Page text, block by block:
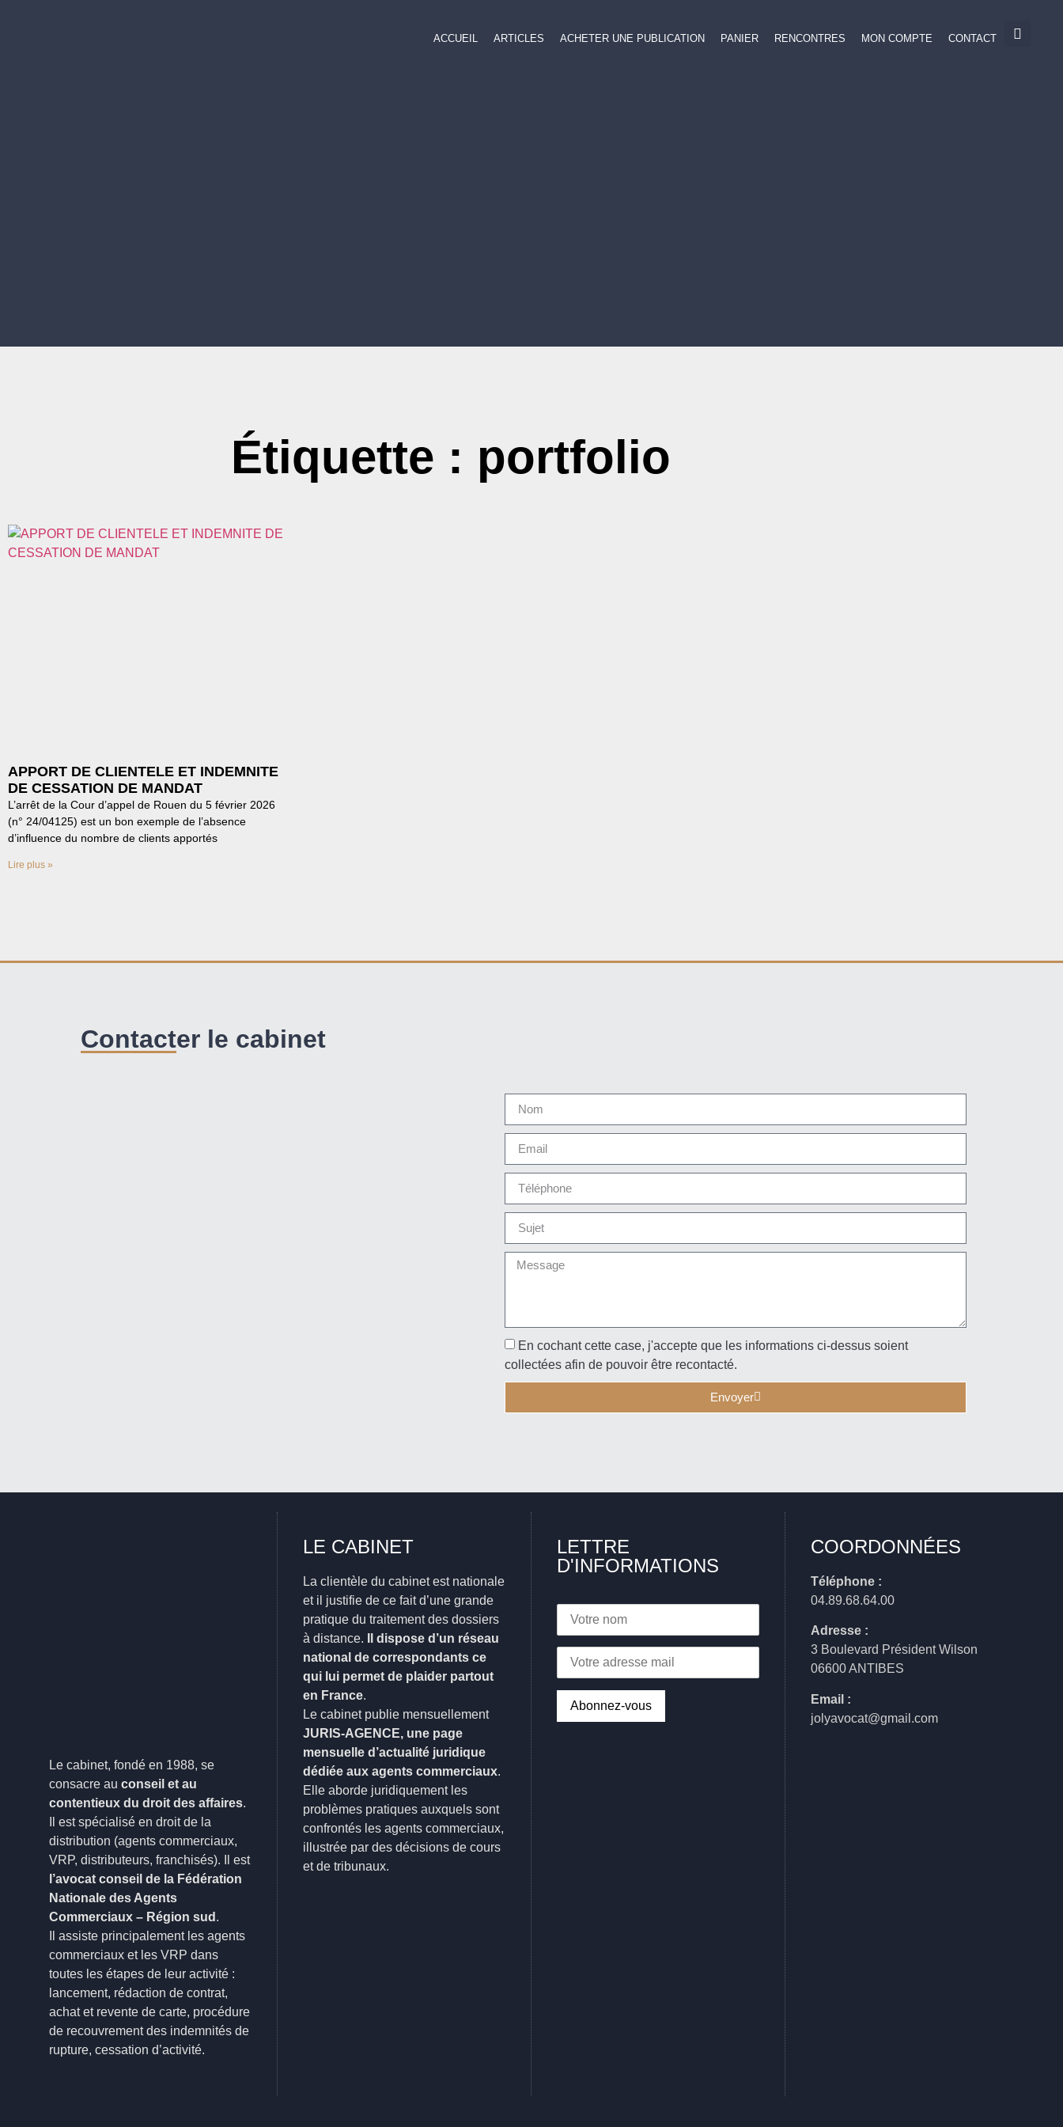
ACCUEIL ARTICLES ACHETER UNE PUBLICATION PANIER RENCONTRES MON COMPTE CONTACT
Étiquette : portfolio
APPORT DE CLIENTELE ET INDEMNITE
DE CESSATION DE MANDAT
L’arrêt de la Cour d’appel de Rouen du 5 février 2026
(n° 24/04125) est un bon exemple de l’absence
d’influence du nombre de clients apportés
Lire plus »
Contacter le cabinet
En cochant cette case, j'accepte que les informations ci-dessus soient
collectées afin de pouvoir être recontacté.
Envoyer
Le cabinet, fondé en 1988, se
consacre au conseil et au
contentieux du droit des affaires.
Il est spécialisé en droit de la
distribution (agents commerciaux,
VRP, distributeurs, franchisés). Il est
l’avocat conseil de la Fédération
Nationale des Agents
Commerciaux – Région sud .
Il assiste principalement les agents
commerciaux et les VRP dans
toutes les étapes de leur activité :
lancement, rédaction de contrat,
achat et revente de carte, procédure
de recouvrement des indemnités de
rupture, cessation d’activité.
LE CABINET
La clientèle du cabinet est nationale
et il justifie de ce fait d’une grande
pratique du traitement des dossiers
à distance. Il dispose d’un réseau
national de correspondants ce
qui lui permet de plaider partout
en France.
Le cabinet publie mensuellement
JURIS-AGENCE, une page
mensuelle d’actualité juridique
dédiée aux agents commerciaux.
Elle aborde juridiquement les
problèmes pratiques auxquels sont
confrontés les agents commerciaux,
illustrée par des décisions de cours
et de tribunaux.
LETTRE
D'INFORMATIONS
COORDONNÉES
Téléphone :
04.89.68.64.00
Adresse :
3 Boulevard Président Wilson
06600 ANTIBES
Email :
jolyavocat@gmail.com